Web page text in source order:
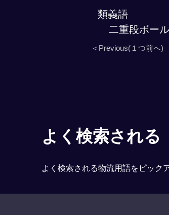
類義語
二重段ボール
＜Previous(１つ前へ)
よく検索される
よく検索される物流用語をピック